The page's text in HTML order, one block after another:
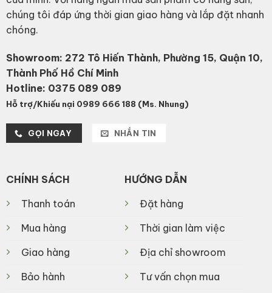
chúng tôi đáp ứng thời gian giao hàng và lắp đặt nhanh
chóng.
Showroom: 272 Tô Hiến Thành, Phường 15, Quận 10,
Thành Phố Hồ Chí Minh
Hotline: 0375 089 089
Hỗ trợ/Khiếu nại 0989 666 188 (Ms. Nhung)
GỌI NGAY NHẮN TIN
CHÍNH SÁCH
Thanh toán
Mua hàng
Giao hàng
Bảo hành
HƯỚNG DẪN
Đặt hàng
Thời gian làm việc
Địa chỉ showroom
Tư vấn chọn mua